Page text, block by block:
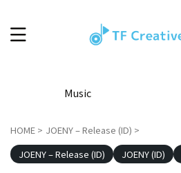
Music
HOME > JOENY – Release (ID) >
JOENY – Release (ID)
JOENY (ID)